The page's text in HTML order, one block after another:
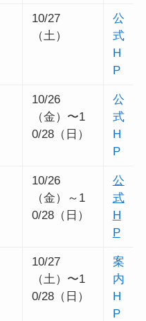
10/27
（土）
公
式
H
P
10/26
（金）〜1
0/28（日）
公
式
H
P
10/26
（金）～1
0/28（日）
公
式
H
P
10/27
（土）〜1
0/28（日）
案
内
H
P